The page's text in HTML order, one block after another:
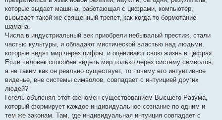
которые выдает машина, работающая с цифрами, компьютер,
вызывает такой же священный трепет, как когда-то бормотание
шамана.
Числа в индустриальный век приобрели небывалый престиж, стали
частью культуры, и обладают мистической властью над людьми,
которые видят мир через цифры, и оценивают свою жизнь в цифрах.
Если человек способен видеть мир только через систему символов,
а не таким как он реально существует, то почему его интуитивное
виденье, вне системы символов, совпадает с интуицией других
людей?
Гегель объяснял этот феномен существованием Высшего Разума,
который формирует каждое индивидуальное сознание по одним и
тем же законам. Там, где индивидуальная интуиция совпадает с